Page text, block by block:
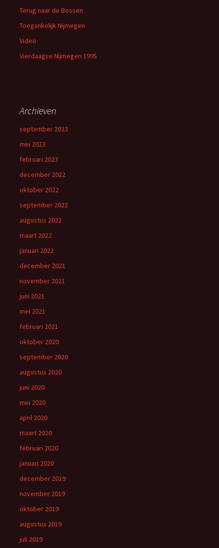
Terug naar de Bossen
Toegankelijk Nijmegen
Video
Vierdaagse Nijmegen 1995
Archieven
september 2023
mei 2023
februari 2023
december 2022
oktober 2022
september 2022
augustus 2022
maart 2022
januari 2022
december 2021
november 2021
juni 2021
mei 2021
februari 2021
oktober 2020
september 2020
augustus 2020
juni 2020
mei 2020
april 2020
maart 2020
februari 2020
januari 2020
december 2019
november 2019
oktober 2019
augustus 2019
juli 2019